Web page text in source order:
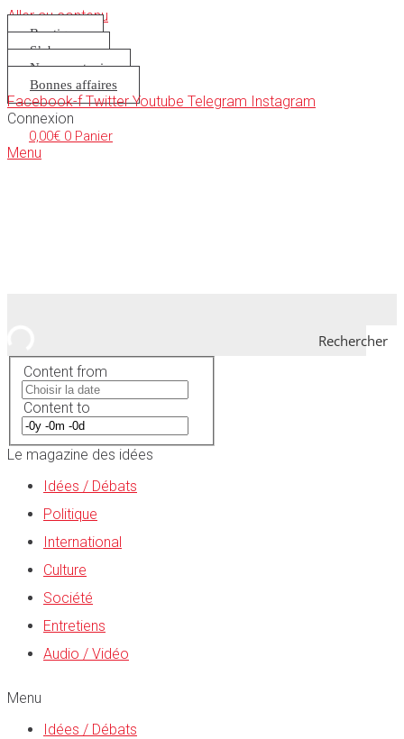
Aller au contenu
Boutique
S’abonner
Nous soutenir
Bonnes affaires
Facebook-f Twitter Youtube Telegram Instagram
Connexion
0,00€ 0 Panier
Menu
Rechercher
Content from
Content to
Le magazine des idées
Idées / Débats
Politique
International
Culture
Société
Entretiens
Audio / Vidéo
Menu
Idées / Débats